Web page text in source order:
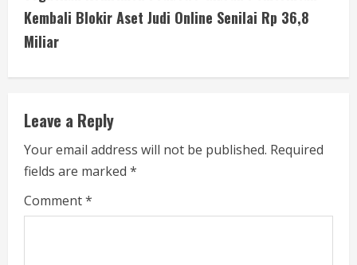
i
n
u
e
R
e
a
Kembali Blokir Aset Judi Online Senilai Rp 36,8
Miliar
Leave a Reply
Your email address will not be published. Required
fields are marked *
Comment*